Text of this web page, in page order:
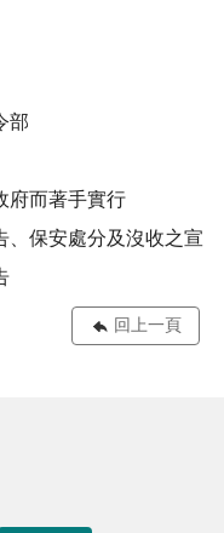
部
府而著手實行
、保安處分及沒收之宣
回上一頁